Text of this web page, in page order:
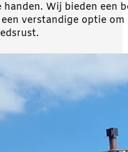
Wij bieden
verstandige optie